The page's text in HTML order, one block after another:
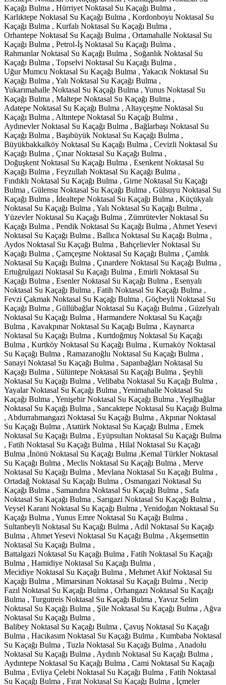
Kaçağı Bulma , Hürriyet Noktasal Su Kaçağı Bulma ,
Karlıktepe Noktasal Su Kaçağı Bulma , Kordonboyu Noktasal Su
Kaçağı Bulma , Kurfalı Noktasal Su Kaçağı Bulma ,
Orhantepe Noktasal Su Kaçağı Bulma , Ortamahalle Noktasal Su
Kaçağı Bulma , Petrol-İş Noktasal Su Kaçağı Bulma ,
Rahmanlar Noktasal Su Kaçağı Bulma , Soğanlık Noktasal Su
Kaçağı Bulma , Topselvi Noktasal Su Kaçağı Bulma ,
Uğur Mumcu Noktasal Su Kaçağı Bulma , Yakacık Noktasal Su
Kaçağı Bulma , Yalı Noktasal Su Kaçağı Bulma ,
Yukarımahalle Noktasal Su Kaçağı Bulma , Yunus Noktasal Su
Kaçağı Bulma , Maltepe Noktasal Su Kaçağı Bulma ,
Adatepe Noktasal Su Kaçağı Bulma , Altayçeşme Noktasal Su
Kaçağı Bulma , Altıntepe Noktasal Su Kaçağı Bulma ,
Aydınevler Noktasal Su Kaçağı Bulma , Bağlarbaşı Noktasal Su
Kaçağı Bulma , Başıbüyük Noktasal Su Kaçağı Bulma ,
Büyükbakkalköy Noktasal Su Kaçağı Bulma , Cevizli Noktasal Su
Kaçağı Bulma , Çınar Noktasal Su Kaçağı Bulma ,
Doğuşkent Noktasal Su Kaçağı Bulma , Esenkent Noktasal Su
Kaçağı Bulma , Feyzullah Noktasal Su Kaçağı Bulma ,
Fındıklı Noktasal Su Kaçağı Bulma , Girne Noktasal Su Kaçağı
Bulma , Gülensu Noktasal Su Kaçağı Bulma , Gülsuyu Noktasal Su
Kaçağı Bulma , İdealtepe Noktasal Su Kaçağı Bulma , Küçükyalı
Noktasal Su Kaçağı Bulma , Yalı Noktasal Su Kaçağı Bulma ,
Yüzevler Noktasal Su Kaçağı Bulma , Zümrütevler Noktasal Su
Kaçağı Bulma , Pendik Noktasal Su Kaçağı Bulma , Ahmet Yesevi
Noktasal Su Kaçağı Bulma , Ballıca Noktasal Su Kaçağı Bulma ,
Aydos Noktasal Su Kaçağı Bulma , Bahçelievler Noktasal Su
Kaçağı Bulma , Çamçeşme Noktasal Su Kaçağı Bulma , Çamlık
Noktasal Su Kaçağı Bulma , Çınardere Noktasal Su Kaçağı Bulma ,
Ertuğrulgazi Noktasal Su Kaçağı Bulma , Emirli Noktasal Su
Kaçağı Bulma , Esenler Noktasal Su Kaçağı Bulma , Esenyalı
Noktasal Su Kaçağı Bulma , Fatih Noktasal Su Kaçağı Bulma ,
Fevzi Çakmak Noktasal Su Kaçağı Bulma , Göçbeyli Noktasal Su
Kaçağı Bulma , Güllübağlar Noktasal Su Kaçağı Bulma , Güzelyalı
Noktasal Su Kaçağı Bulma , Harmandere Noktasal Su Kaçağı
Bulma , Kavakpınar Noktasal Su Kaçağı Bulma , Kaynarca
Noktasal Su Kaçağı Bulma , Kurtdoğmuş Noktasal Su Kaçağı
Bulma , Kurtköy Noktasal Su Kaçağı Bulma , Kurnaköy Noktasal
Su Kaçağı Bulma , Ramazanoğlu Noktasal Su Kaçağı Bulma ,
Sanayi Noktasal Su Kaçağı Bulma , Sapanbağları Noktasal Su
Kaçağı Bulma , Sülüntepe Noktasal Su Kaçağı Bulma , Şeyhli
Noktasal Su Kaçağı Bulma , Velibaba Noktasal Su Kaçağı Bulma ,
Yayalar Noktasal Su Kaçağı Bulma , Yenimahalle Noktasal Su
Kaçağı Bulma , Yenişehir Noktasal Su Kaçağı Bulma , Yeşilbağlar
Noktasal Su Kaçağı Bulma , Sancaktepe Noktasal Su Kaçağı Bulma
, Abdurrahmangazi Noktasal Su Kaçağı Bulma , Akpınar Noktasal
Su Kaçağı Bulma , Atatürk Noktasal Su Kaçağı Bulma , Emek
Noktasal Su Kaçağı Bulma , Eyüpsultan Noktasal Su Kaçağı Bulma
, Fatih Noktasal Su Kaçağı Bulma , Hilal Noktasal Su Kaçağı
Bulma ,İnönü Noktasal Su Kaçağı Bulma ,Kemal Türkler Noktasal
Su Kaçağı Bulma , Meclis Noktasal Su Kaçağı Bulma , Merve
Noktasal Su Kaçağı Bulma , Mevlana Noktasal Su Kaçağı Bulma ,
Ortadağ Noktasal Su Kaçağı Bulma , Osmangazi Noktasal Su
Kaçağı Bulma , Samandıra Noktasal Su Kaçağı Bulma , Safa
Noktasal Su Kaçağı Bulma , Sarıgazi Noktasal Su Kaçağı Bulma ,
Veysel Karani Noktasal Su Kaçağı Bulma , Yenidoğan Noktasal Su
Kaçağı Bulma , Yunus Emre Noktasal Su Kaçağı Bulma ,
Sultanbeyli Noktasal Su Kaçağı Bulma , Adil Noktasal Su Kaçağı
Bulma , Ahmet Yesevi Noktasal Su Kaçağı Bulma , Akşemsettin
Noktasal Su Kaçağı Bulma ,
Battalgazi Noktasal Su Kaçağı Bulma , Fatih Noktasal Su Kaçağı
Bulma , Hamidiye Noktasal Su Kaçağı Bulma ,
Mecidiye Noktasal Su Kaçağı Bulma , Mehmet Akif Noktasal Su
Kaçağı Bulma , Mimarsinan Noktasal Su Kaçağı Bulma , Necip
Fazıl Noktasal Su Kaçağı Bulma , Orhangazi Noktasal Su Kaçağı
Bulma , Turgutreis Noktasal Su Kaçağı Bulma , Yavuz Selim
Noktasal Su Kaçağı Bulma , Şile Noktasal Su Kaçağı Bulma , Ağva
Noktasal Su Kaçağı Bulma ,
Balibey Noktasal Su Kaçağı Bulma , Çavuş Noktasal Su Kaçağı
Bulma , Hacıkasım Noktasal Su Kaçağı Bulma , Kumbaba Noktasal
Su Kaçağı Bulma , Tuzla Noktasal Su Kaçağı Bulma , Anadolu
Noktasal Su Kaçağı Bulma , Aydınlı Noktasal Su Kaçağı Bulma ,
Aydıntepe Noktasal Su Kaçağı Bulma , Cami Noktasal Su Kaçağı
Bulma , Evliya Çelebi Noktasal Su Kaçağı Bulma , Fatih Noktasal
Su Kaçağı Bulma , Fırat Noktasal Su Kaçağı Bulma , İçmeler